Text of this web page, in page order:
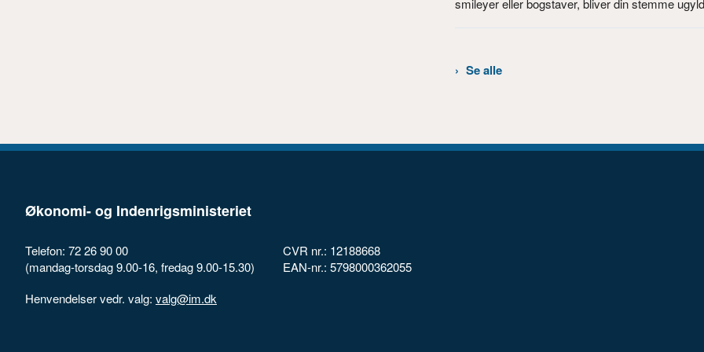
Se alle
Økonomi- og Indenrigsministeriet
Telefon: 72 26 90 00
(mandag-torsdag 9.00-16, fredag 9.00-15.30)
Henvendelser vedr. valg: valg@im.dk
CVR nr.: 12188668
EAN-nr.: 5798000362055